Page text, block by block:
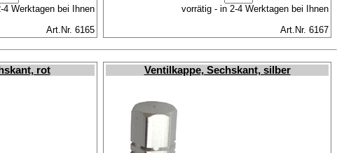
4 Werktagen bei Ihnen
Art.Nr. 6165
vorrätig - in 2-4 Werktagen bei Ihnen
Art.Nr. 6167
rot Ventilkappe, Sechskant, silber